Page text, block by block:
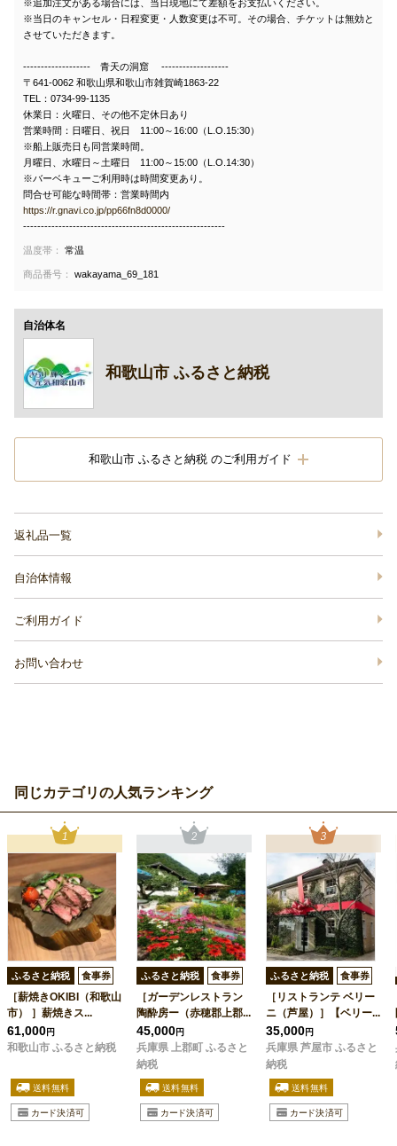
※追加注文がある場合には、当日現地にて差額をお支払いください。
※当日のキャンセル・日程変更・人数変更は不可。その場合、チケットは無効と
させていただきます。
------------------- 青天の洞窟 -------------------
〒641-0062 和歌山県和歌山市雑賀崎1863-22
TEL：0734-99-1135
休業日：火曜日、その他不定休日あり
営業時間：日曜日、祝日 11:00～16:00（L.O.15:30）
※船上販売日も同営業時間。
月曜日、水曜日～土曜日 11:00～15:00（L.O.14:30）
※バーベキューご利用時は時間変更あり。
問合せ可能な時間帯：営業時間内
https://r.gnavi.co.jp/pp66fn8d0000/
---------------------------------------------------------
温度帯： 常温
商品番号： wakayama_69_181
自治体名
和歌山市 ふるさと納税
和歌山市 ふるさと納税 のご利用ガイド
返礼品一覧
自治体情報
ご利用ガイド
お問い合わせ
同じカテゴリの人気ランキング
ふるさと納税 食事券
［薪焼きOKIBI（和歌山
市） ］薪焼きス...
61,000円
和歌山市 ふるさと納税
ふるさと納税 食事券
［ガーデンレストラン
陶酔房ー（赤穂郡上郡...
45,000円
兵庫県 上郡町 ふるさと
納税
ふるさと納税 食事券
［リストランテ ベリー
ニ（芦屋）］【ベリー...
35,000円
兵庫県 芦屋市 ふるさと
納税